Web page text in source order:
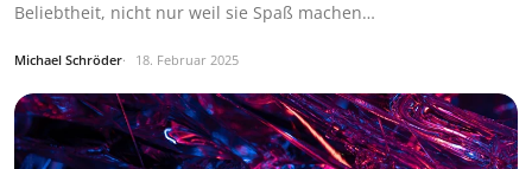
Beliebtheit, nicht nur weil sie Spaß machen…
Michael Schröder 18. Februar 2025